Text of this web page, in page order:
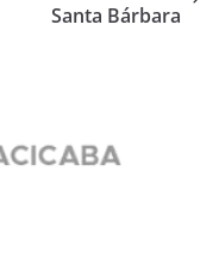
Santa Bárbara